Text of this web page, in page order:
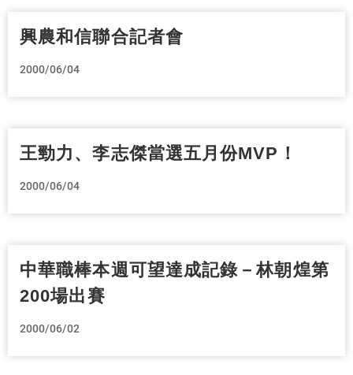
興農和信聯合記者會
2000/06/04
王勁力、李志傑當選五月份MVP！
2000/06/04
中華職棒本週可望達成記錄－林朝煌第
200場出賽
2000/06/02